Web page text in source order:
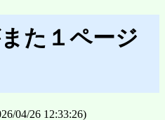
た１ページ
04/26 12:33:26)